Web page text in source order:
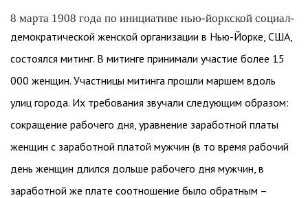
8 марта 1908 года по инициативе нью-йоркской социал-
демократической женской организации в Нью-Йорке, США,
состоялся митинг. В митинге принимали участие более 15
000 женщин. Участницы митинга прошли маршем вдоль
улиц города. Их требования звучали следующим образом:
сокращение рабочего дня, уравнение заработной платы
женщин с заработной платой мужчин (в то время рабочий
день женщин длился дольше рабочего дня мужчин, в
заработной же плате соотношение было обратным –